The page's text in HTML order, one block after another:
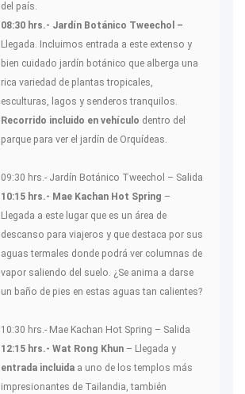
del país.
08:30 hrs.- Jardín Botánico Tweechol –
Llegada. Incluimos entrada a este extenso y
bien cuidado jardín botánico que alberga una
rica variedad de plantas tropicales,
esculturas, lagos y senderos tranquilos.
Recorrido incluido en vehículo dentro del
parque para ver el jardín de Orquídeas.
09:30 hrs.- Jardín Botánico Tweechol – Salida
10:15 hrs.- Mae Kachan Hot Spring –
Llegada a este lugar que es un área de
descanso para viajeros y que destaca por sus
aguas termales donde podrá ver columnas de
vapor saliendo del suelo. ¿Se anima a darse
un baño de pies en estas aguas tan calientes?
10:30 hrs.- Mae Kachan Hot Spring – Salida
12:15 hrs.- Wat Rong Khun – Llegada y
entrada incluida a uno de los templos más
impresionantes de Tailandia, también